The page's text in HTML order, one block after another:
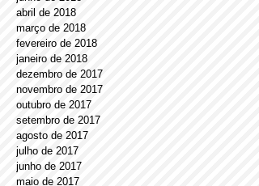
dezembro de 2024
julho de 2018
junho de 2018
abril de 2018
março de 2018
fevereiro de 2018
janeiro de 2018
dezembro de 2017
novembro de 2017
outubro de 2017
setembro de 2017
agosto de 2017